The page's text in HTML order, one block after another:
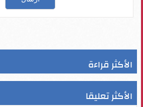
الأكثر قراءة
الأكثر تعليقا